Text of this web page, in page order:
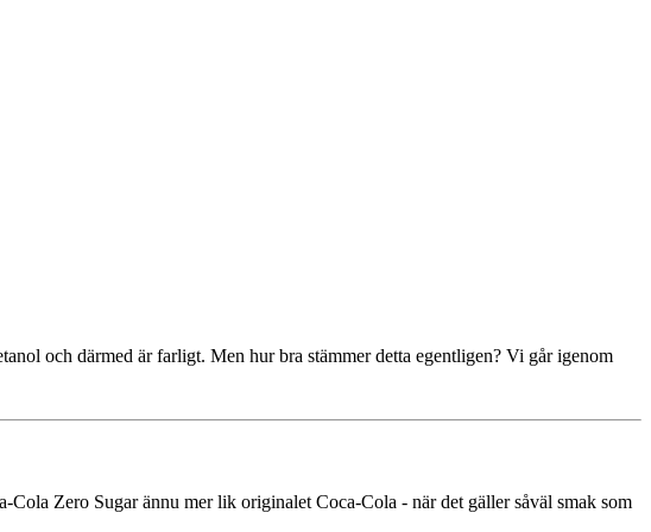
och därmed är farligt. Men hur bra stämmer detta egentligen? Vi går igenom
Zero Sugar ännu mer lik originalet Coca‑Cola - när det gäller såväl smak som